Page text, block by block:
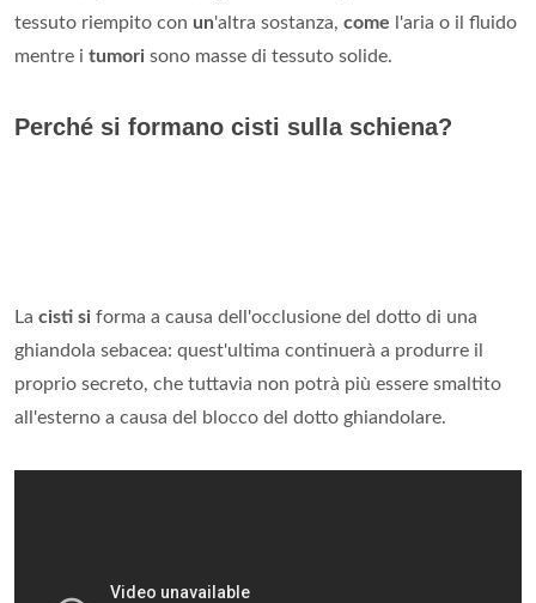
tessuto riempito con un'altra sostanza, come l'aria o il fluido
mentre i tumori sono masse di tessuto solide.
Perché si formano cisti sulla schiena?
La cisti si forma a causa dell'occlusione del dotto di una
ghiandola sebacea: quest'ultima continuerà a produrre il
proprio secreto, che tuttavia non potrà più essere smaltito
all'esterno a causa del blocco del dotto ghiandolare.